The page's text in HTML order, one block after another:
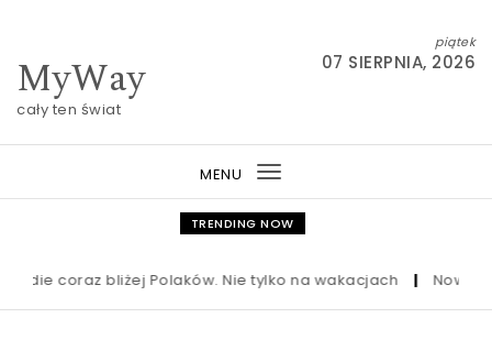
MyWay
cały ten świat
piątek
07 SIERPNIA, 2026
MENU
Toggle
navigation
TRENDING NOW
bliżej Polaków. Nie tylko na wakacjach | Nowa ustawa